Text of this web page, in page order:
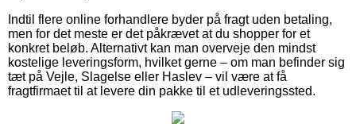
Indtil flere online forhandlere byder på fragt uden betaling,
men for det meste er det påkrævet at du shopper for et
konkret beløb. Alternativt kan man overveje den mindst
kostelige leveringsform, hvilket gerne – om man befinder sig
tæt på Vejle, Slagelse eller Haslev – vil være at få
fragtfirmaet til at levere din pakke til et udleveringssted.